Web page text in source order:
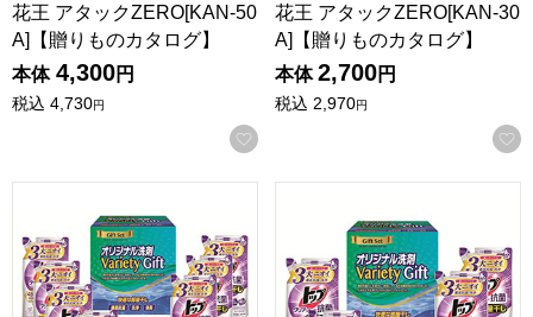
花王 アタックZERO[KAN-50
A]【贈りものカタログ】
本体 4,300円
税込 4,730円
お気に入りに登録する
花王 アタックZERO[KAN-30
A]【贈りものカタログ】
本体 2,700円
税込 2,970円